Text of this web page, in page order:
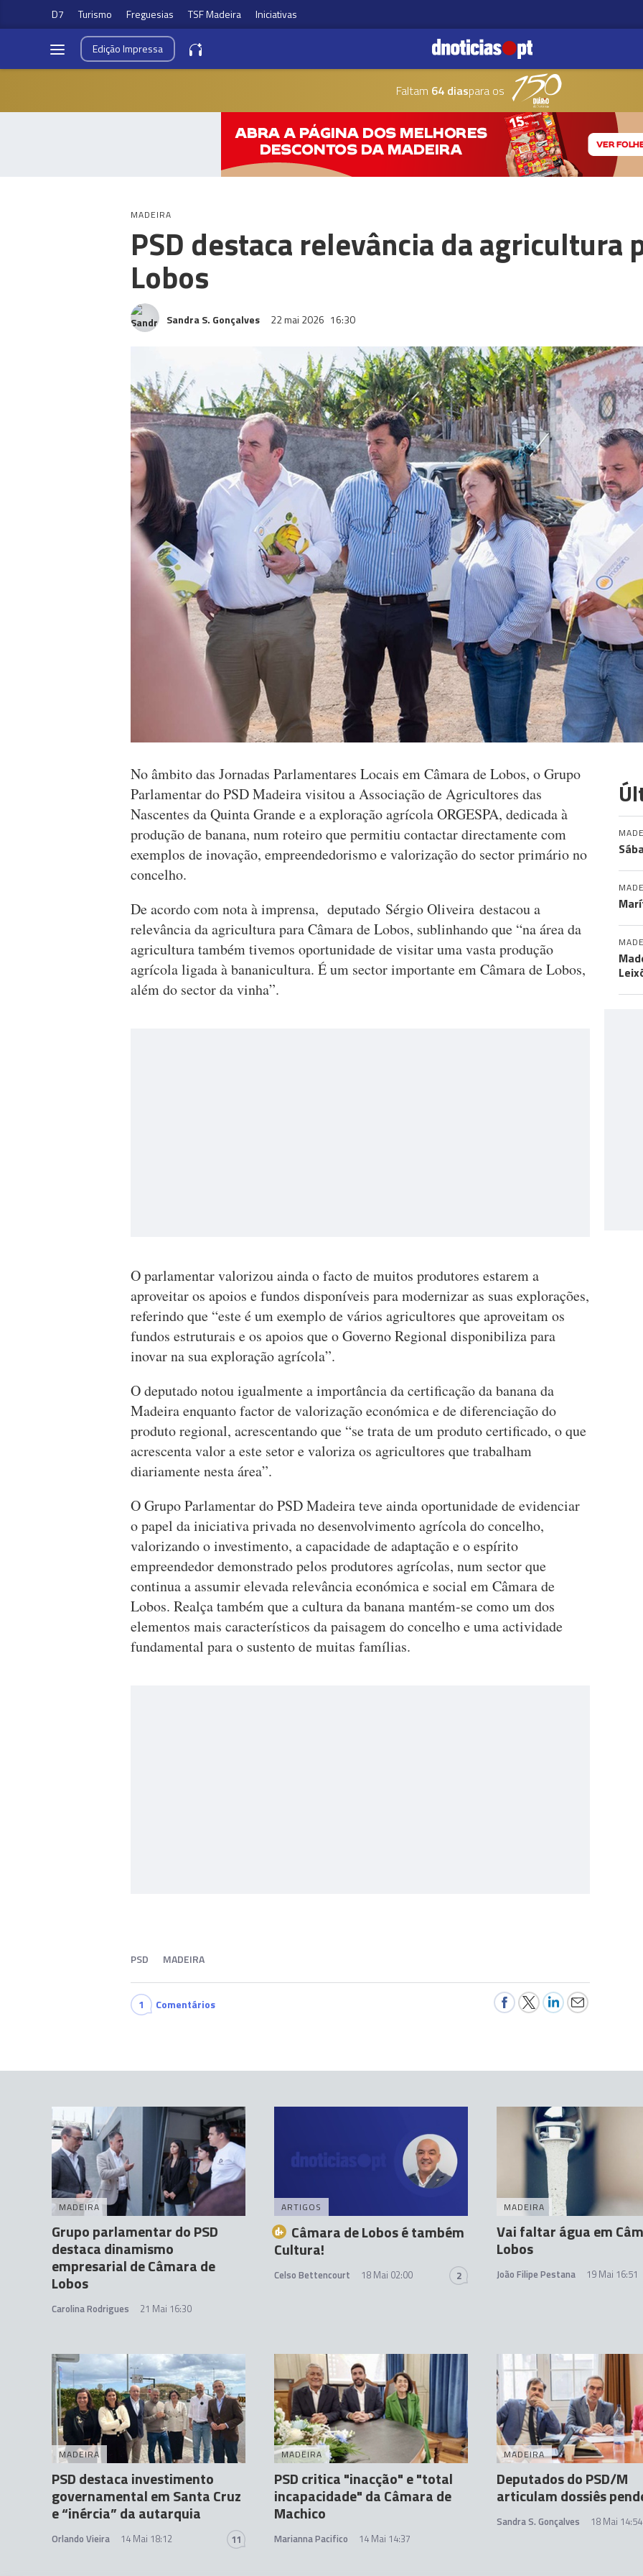
D7 Turismo Freguesias TSF Madeira Iniciativas
EdiçãoImpressa
Faltam 64 diaspara os
MADEIRA
PSD destaca relevância da agricultura
Lobos
Sandra S. Gonçalves 22 mai 2026 16:30
No âmbito das Jornadas Parlamentares Locais em Câmara de Lobos, o Grupo
Parlamentar do PSD Madeira visitou a Associação de Agricultores das
Nascentes da Quinta Grande e a exploração agrícola ORGESPA, dedicada à
produção de banana, num roteiro que permitiu contactar directamente com
exemplos de inovação, empreendedorismo e valorização do sector primário no
concelho.
De acordo com nota à imprensa, deputado Sérgio Oliveira destacou a
relevância da agricultura para Câmara de Lobos, sublinhando que “na área da
agricultura também tivemos oportunidade de visitar uma vasta produção
agrícola ligada à bananicultura. É um sector importante em Câmara de Lobos,
além do sector da vinha”.
O parlamentar valorizou ainda o facto de muitos produtores estarem a
aproveitar os apoios e fundos disponíveis para modernizar as suas explorações,
referindo que “este é um exemplo de vários agricultores que aproveitam os
fundos estruturais e os apoios que o Governo Regional disponibiliza para
inovar na sua exploração agrícola”.
O deputado notou igualmente a importância da certificação da banana da
Madeira enquanto factor de valorização económica e de diferenciação do
produto regional, acrescentando que “se trata de um produto certificado, o que
acrescenta valor a este setor e valoriza os agricultores que trabalham
diariamente nesta área”.
O Grupo Parlamentar do PSD Madeira teve ainda oportunidade de evidenciar
o papel da iniciativa privada no desenvolvimento agrícola do concelho,
valorizando o investimento, a capacidade de adaptação e o espírito
empreendedor demonstrado pelos produtores agrícolas, num sector que
continua a assumir elevada relevância económica e social em Câmara de
Lobos. Realça também que a cultura da banana mantém-se como um dos
elementos mais característicos da paisagem do concelho e uma actividade
fundamental para o sustento de muitas famílias.
PSD MADEIRA
1 Comentários
MADEIRA
Grupo parlamentar do PSD
destaca dinamismo
empresarial de Câmara de
Lobos
Carolina Rodrigues 21 Mai 16:30
ARTIGOS
Câmara de Lobos é também
Cultura!
Celso Bettencourt 18 Mai 02:00 2
MADEIRA
Vai faltar água em
Lobos
João Filipe Pestana 19 Mai 16:51
MADEIRA
PSD destaca investimento
governamental em Santa Cruz
e “inércia” da autarquia
Orlando Vieira 14 Mai 18:12 11
MADEIRA
PSD critica "inacção" e "total
incapacidade" da Câmara de
Machico
Marianna Pacifico 14 Mai 14:37
MADEIRA
Deputados do PSD/M
articulam dossiês
Sandra S. Gonçalves 18 Mai 14:54